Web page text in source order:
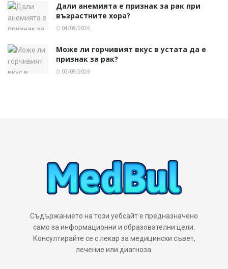
Дали анемията е признак за рак при
възрастните хора?
04/08/2026
Може ли горчивият вкус в устата да е
признак за рак?
03/08/2026
Съдържанието на този уебсайт е предназначено
само за информационни и образователни цели.
Консултирайте се с лекар за медицински съвет,
лечение или диагноза.